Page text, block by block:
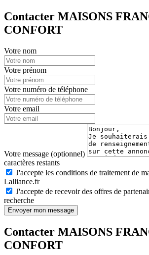
Contacter MAISONS
CONFORT
Votre nom
Votre prénom
Votre numéro de téléphone
Votre email
Votre message (optionnel)
caractères restants
J'accepte les conditions de traitement de
Lalliance.fr
J'accepte de recevoir des offres de
recherche
Envoyer mon message
Contacter MAISONS
CONFORT